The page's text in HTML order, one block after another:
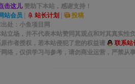
击这儿赞助下本站，感谢支持！
站会员 | 站长计划 | 投稿
处：小鱼项目网
立场，并不代表本站赞同其观点和对其真实性
作者授权，若本站侵犯了您的权益请 联系站
络，仅供学习与参考，请勿商业运营，严禁从